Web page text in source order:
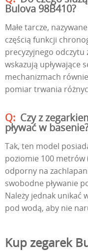
Bulova 98B410?
Małe tarcze,
częścią funkcji
precyzyjnego odczytu
wskazują upływające
mechanizmach
pomiar trwania
Czy z
pływać w
Tak, ten model
poziomie 100 metrów
odporny na
swobodne pływanie
Należy jednak unikać
pod wodą, aby nie
Kup zegarek